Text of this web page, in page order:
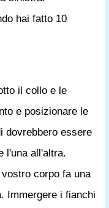
hai fatto 10
il collo e le
e posizionare le
dovrebbero essere
l'una all'altra.
corpo fa una
Immergere i fianchi